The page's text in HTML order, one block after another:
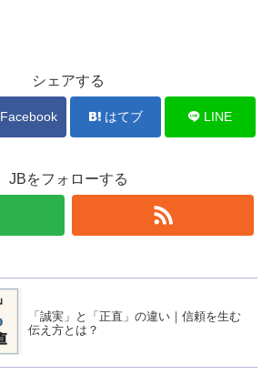
シェアする
Facebook はてブ LINE
JBをフォローする
「誠実」と「正直」の違い｜信頼を生む
伝え方とは？